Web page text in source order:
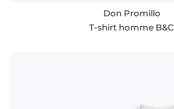
Don Promillo
T-shirt homme B&C